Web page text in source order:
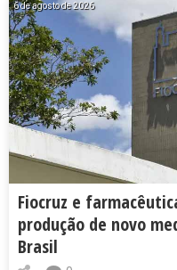
6 de agosto de 2026
Fiocruz e
produção de novo
Brasil